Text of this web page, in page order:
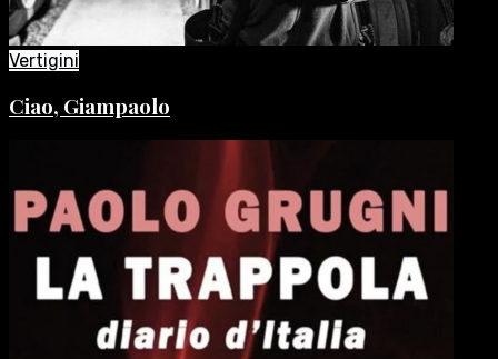
Vertigini
Ciao, Giampaolo